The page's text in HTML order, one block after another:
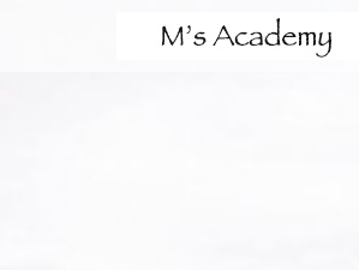
サービスメニュー